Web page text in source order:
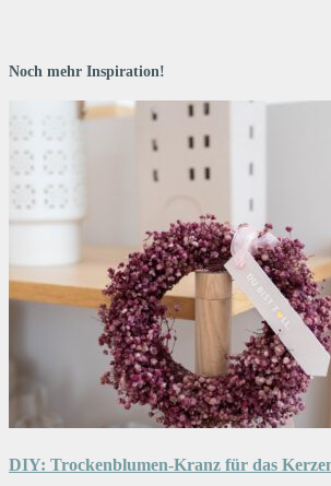
Noch mehr Inspiration!
DIY: Trockenblumen-Kranz für das